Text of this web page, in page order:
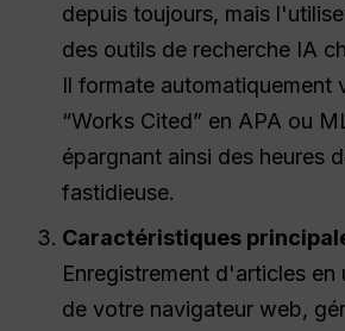
depuis toujours, mais
des outils de recherche IA
Il formate automatiquement
“Works Cited” en APA ou
épargnant ainsi des heures
fastidieuse.
Caractéristiques
Enregistrement d'articles en
de votre navigateur web,